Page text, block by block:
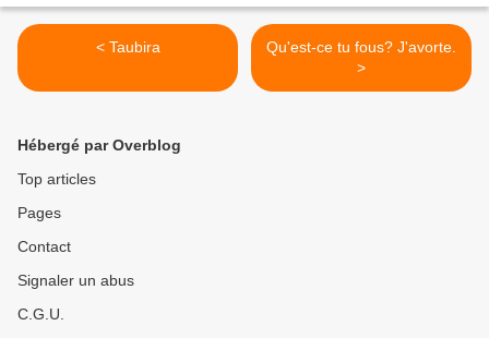
< Taubira
Qu'est-ce tu fous? J'avorte.
>
Hébergé par Overblog
Top articles
Pages
Contact
Signaler un abus
C.G.U.